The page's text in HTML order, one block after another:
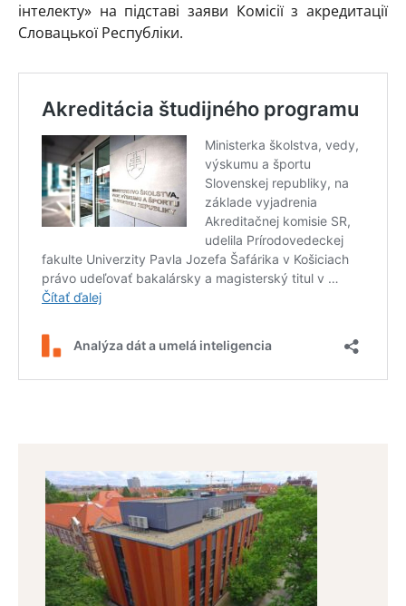
інтелекту» на підставі заяви Комісії з акредитації
Словацької Республіки.